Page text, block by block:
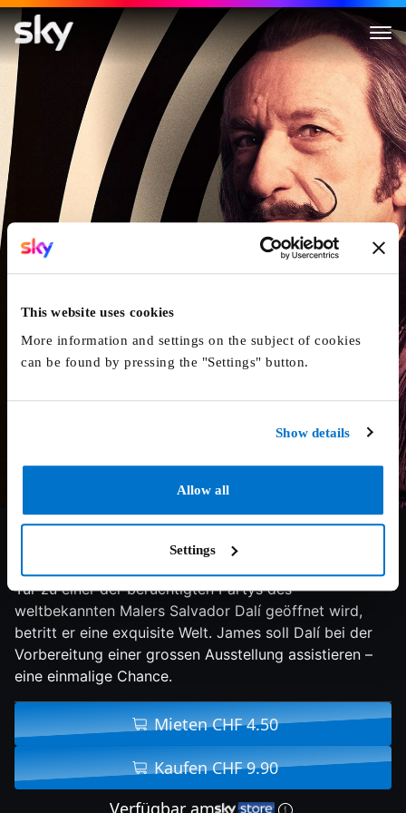
This website uses cookies
More information and settings on the subject of cookies
can be found by pressing the "Settings" button.
Show details
Allow all
Settings
Daliland
5.9/10 2022 93 min Drama
Tür zu einer der berüchtigten Partys des
weltbekannten Malers Salvador Dalí geöffnet wird,
betritt er eine exquisite Welt. James soll Dalí bei der
Vorbereitung einer grossen Ausstellung assistieren –
eine einmalige Chance.
Mieten CHF 4.50
Kaufen CHF 9.90
Verfügbar am